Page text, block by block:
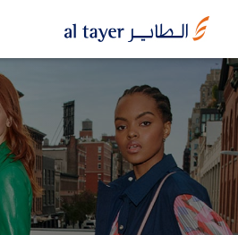
main
content
EN
عربي
مجموعتنا